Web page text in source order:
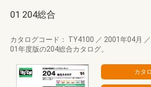
01 204総合
カタログコード： TY4100 ／ 2001年04月 ／
01年度版の204総合カタログ。